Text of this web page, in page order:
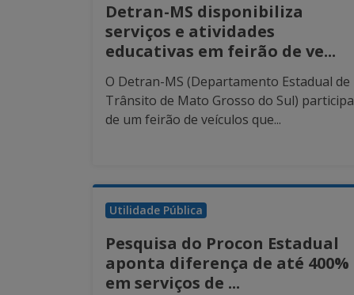
Detran-MS disponibiliza
serviços e atividades
educativas em feirão de ve...
O Detran-MS (Departamento Estadual de
Trânsito de Mato Grosso do Sul) participa
de um feirão de veículos que...
Utilidade Pública
Pesquisa do Procon Estadual
aponta diferença de até 400%
em serviços de ...